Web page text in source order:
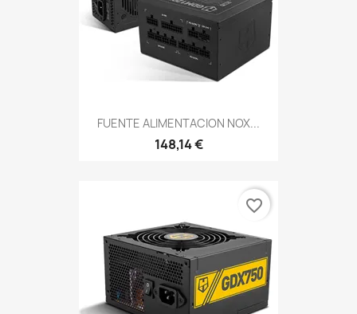
FUENTE ALIMENTACION NOX...
148,14 €
favorite_border